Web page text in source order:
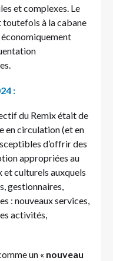
et complexes. Le
toutefois à la cabane
économiquement
:
du Remix était de
en circulation (et en
d’offrir des
appropriées au
et culturels auxquels
gestionnaires,
: nouveaux services,
activités,
un « nouveau